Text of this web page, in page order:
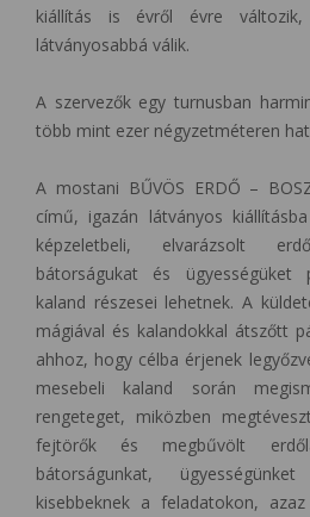
kiállítás is évről évre
látványosabbá válik.
A szervezők egy turnusban
több mint ezer négyzetméteren
A mostani BŰVÖS ERDŐ –
című, igazán látványos
képzeletbeli, elvarázsolt
bátorságukat és ügyességüket
kaland részesei lehetnek. A
mágiával és kalandokkal átszőtt
ahhoz, hogy célba érjenek
mesebeli kaland során
rengeteget, miközben
fejtörők és megbűvölt
bátorságunkat,
kisebbeknek a feladatokon,